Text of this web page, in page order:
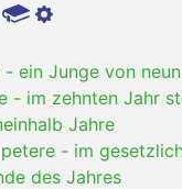
- ein Junge von
- im zehnten Jahr
Jahre
- im
des Jahres